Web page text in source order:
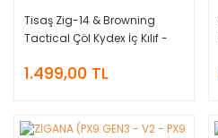
Tisaş Zig-14 & Browning
Tactical Çöl Kydex İç Kılıf -
1.499,00 TL